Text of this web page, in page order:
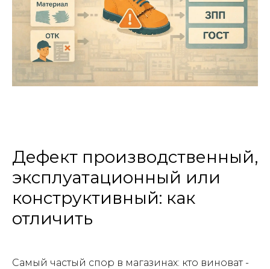
Дефект производственный,
эксплуатационный или
конструктивный: как
отличить
Самый частый спор в магазинах: кто виноват -